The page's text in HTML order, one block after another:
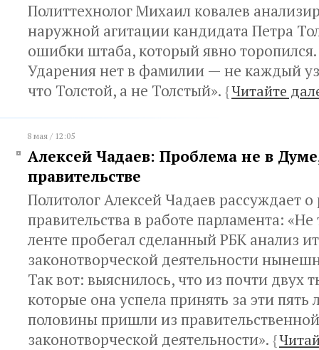
Политтехнолог Михаил ковалев
наружной агитации кандидата Петра
ошибки штаба, который явно
Ударения нет в фамилии — не каждый
что Толстой, а не Толстый». {Читайте
8 мая / 12:05
Алексей Чадаев: Проблема не в
правительстве
Политолог Алексей Чадаев рассуждает о
правительства в работе парламента:
ленте пробегал сделанный РБК анализ
законотворческой деятельности
Так вот: выяснилось, что из почти двух
которые она успела принять за эти пять
половины пришли из
законотворческой деятельности». {